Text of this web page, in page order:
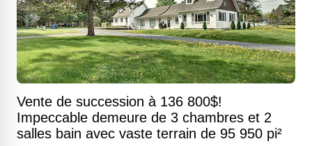
Vente de succession à 136 800$!
Impeccable demeure de 3 chambres et 2
salles bain avec vaste terrain de 95 950 pi²